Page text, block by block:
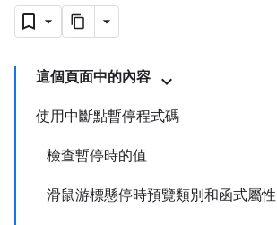
這個頁面中的內容
使用中斷點暫停程式碼
檢查暫停時的值
滑鼠游標懸停時預覽類別和函式屬性